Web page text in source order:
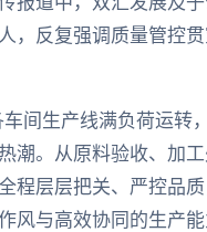
，反复强调质量管控
车间生产线满负荷运转
潮。从原料验收、加工
程层层把关、严控品
风与高效协同的生产能